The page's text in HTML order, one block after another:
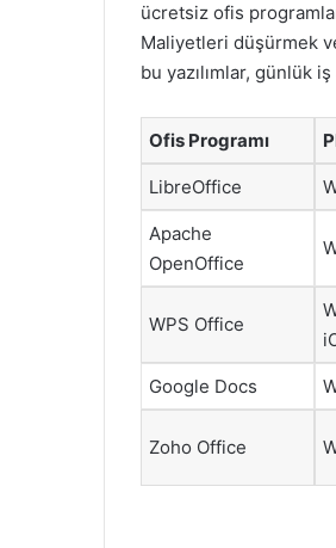
ücretsiz ofis
Maliyetleri düşürmek
bu yazılımlar, günlük
Ofis Programı
LibreOffice
Apache
OpenOffice
WPS Office
Google Docs
Zoho Office